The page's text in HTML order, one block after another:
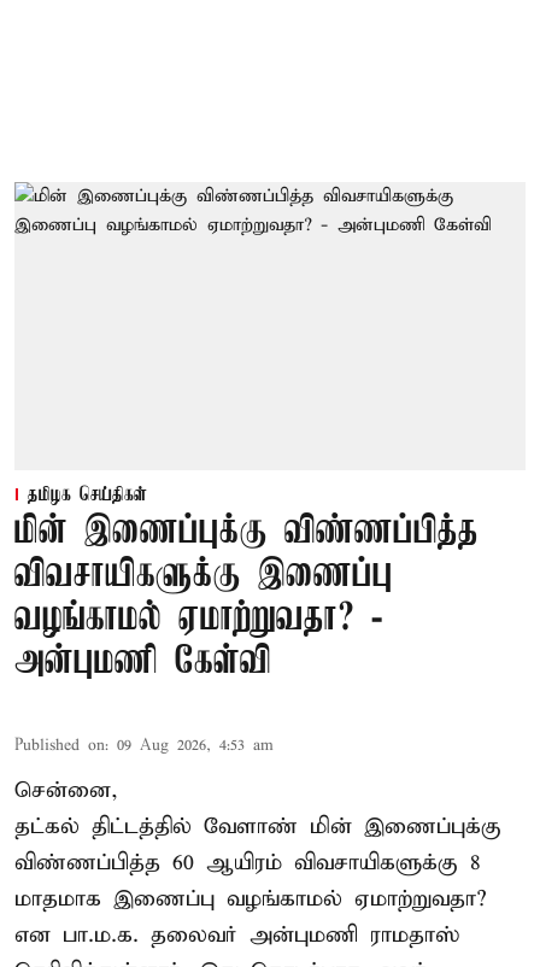
தமிழக செய்திகள்
மின் இணைப்புக்கு விண்ணப்பித்த
விவசாயிகளுக்கு இணைப்பு
வழங்காமல் ஏமாற்றுவதா? -
அன்புமணி கேள்வி
Published on: 09 Aug 2026, 4:53 am
சென்னை,
தட்கல் திட்டத்தில் வேளாண் மின் இணைப்புக்கு
விண்ணப்பித்த 60 ஆயிரம் விவசாயிகளுக்கு 8
மாதமாக இணைப்பு வழங்காமல் ஏமாற்றுவதா?
என பா.ம.க. தலைவர் அன்புமணி ராமதாஸ்